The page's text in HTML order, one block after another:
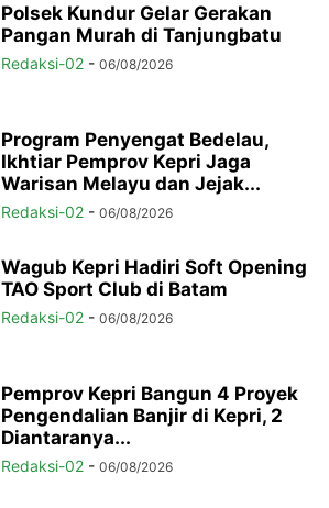
Polsek Kundur Gelar Gerakan
Pangan Murah di Tanjungbatu
Redaksi-02 - 06/08/2026
Program Penyengat Bedelau,
Ikhtiar Pemprov Kepri Jaga
Warisan Melayu dan Jejak...
Redaksi-02 - 06/08/2026
Wagub Kepri Hadiri Soft Opening
TAO Sport Club di Batam
Redaksi-02 - 06/08/2026
Pemprov Kepri Bangun 4 Proyek
Pengendalian Banjir di Kepri, 2
Diantaranya...
Redaksi-02 - 06/08/2026